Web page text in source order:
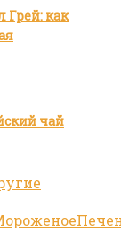
Грей: как
чай